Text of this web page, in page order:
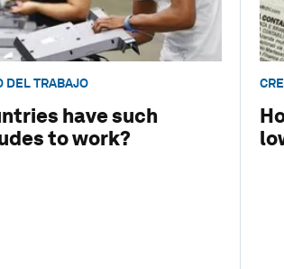
DEL TRABAJO
have such
to work?